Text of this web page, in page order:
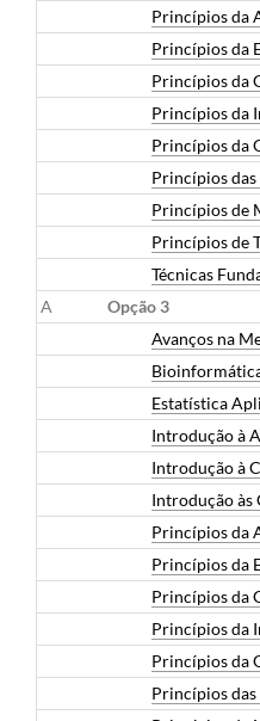
Princípios da
Princípios da
Princípios da
Princípios da
Princípios da
Princípios
Princípios de
Princípios de
Técnicas
A
Opção 3
Avanços na
Estatística
Introdução à
Introdução à
Introdução às
Princípios da
Princípios da
Princípios da
Princípios da
Princípios da
Princípios